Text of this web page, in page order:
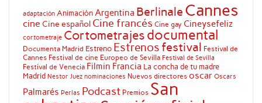
adaptación AnimaciónArgentina Berlinale Cannes
cine Cine español Cine francés Cine gay Cineysefeliz
cortometraje Cortometrajes documental
Documenta Madrid Estreno Estrenos festival Festival de
Cannes Festival de cine Europeo de Sevilla Festival de Sevilla
Festival de Venecia Filmin Francia La concha de tu madre
Madrid Nestor Juez nominaciones Nuevos directores oscar Oscars
Palmarés Perlas Podcast Premios San